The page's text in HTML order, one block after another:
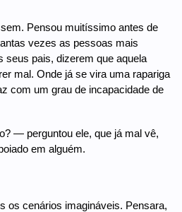
Pensou muitíssimo antes de
vezes as pessoas mais
seus pais, dizerem que aquela
mal. Onde já se vira uma rapariga
com um grau de incapacidade de
— perguntou ele, que já mal vê,
em alguém.
os cenários imagináveis. Pensara,